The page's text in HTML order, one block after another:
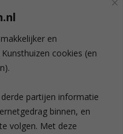
en
cookies (en
partijen informatie
binnen, en
volgen. Met deze